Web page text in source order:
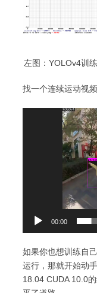
左图：YOLOv4训
找一个连续运动视
00:00
如果你也想训练自
运行，那就开始动
18.04 CUDA 10.0